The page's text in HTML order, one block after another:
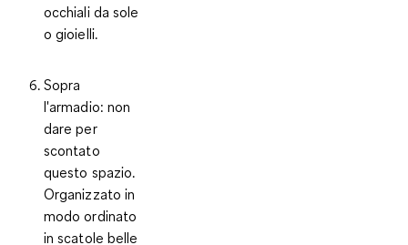
occhiali da sole
o gioielli.
Sopra
l'armadio: non
dare per
scontato
questo spazio.
Organizzato in
modo ordinato
in scatole belle